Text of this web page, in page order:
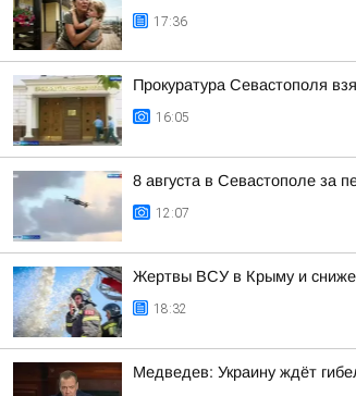
17:36
Прокуратура Севастополя
16:05
8 августа в Севастополе за
12:07
Жертвы ВСУ в Крыму и
18:32
Медведев: Украину ждёт